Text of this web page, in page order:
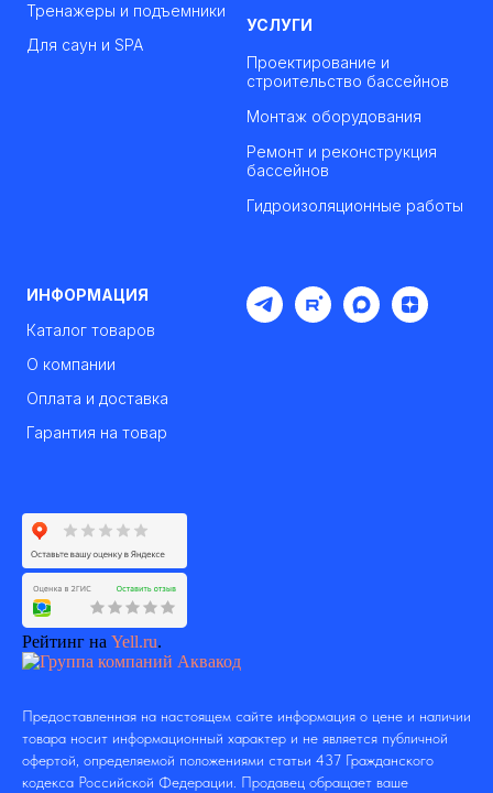
Тренажеры и подъемники
Для саун и SPA
УСЛУГИ
Проектирование и
строительство бассейнов
Монтаж оборудования
Ремонт и реконструкция
бассейнов
Гидроизоляционные работы
ИНФОРМАЦИЯ
Каталог товаров
О компании
Оплата и доставка
Гарантия на товар
Рейтинг на Yell.ru.
Предоставленная на настоящем сайте информация о цене и наличии
товара носит информационный характер и не является публичной
офертой, определяемой положениями статьи 437 Гражданского
кодекса Российской Федерации. Продавец обращает ваше